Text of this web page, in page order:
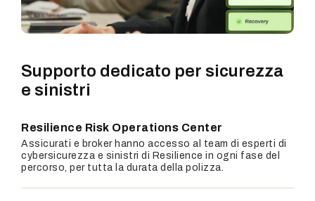
Supporto dedicato per sicurezza
e sinistri
Resilience Risk Operations Center
Assicurati e broker hanno accesso al team di esperti di
cybersicurezza e sinistri di Resilience in ogni fase del
percorso, per tutta la durata della polizza.